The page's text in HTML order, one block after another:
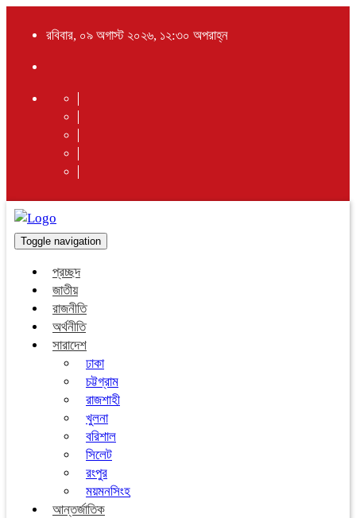
রবিবার, ০৯ অগাস্ট ২০২৬, ১২:৩০ অপরাহ্ন
Toggle navigation
প্রচ্ছদ
জাতীয়
রাজনীতি
অর্থনীতি
সারাদেশ
ঢাকা
চট্টগ্রাম
রাজশাহী
খুলনা
বরিশাল
সিলেট
রংপুর
ময়মনসিংহ
আন্তর্জাতিক